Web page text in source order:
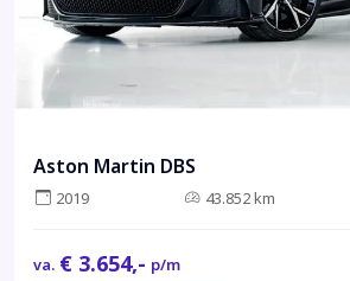
Aston Martin DBS
2019 43.852 km
va. € 3.654,- p/m